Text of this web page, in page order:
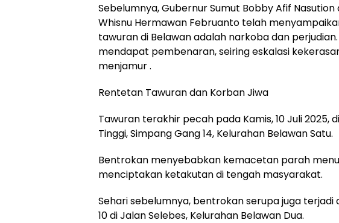
Sebelumnya, Gubernur Sumut Bobby Afif Nasution
Whisnu Hermawan Februanto telah
tawuran di Belawan adalah narkoba dan
mendapat pembenaran, seiring eskalasi
menjamur .
Rentetan Tawuran dan Korban Jiwa
Tawuran terakhir pecah pada Kamis, 10 Juli 2025,
Tinggi, Simpang Gang 14, Kelurahan Belawan Satu.
Bentrokan menyebabkan kemacetan parah
menciptakan ketakutan di tengah masyarakat.
Sehari sebelumnya, bentrokan serupa juga
10 di Jalan Selebes, Kelurahan Belawan Dua.